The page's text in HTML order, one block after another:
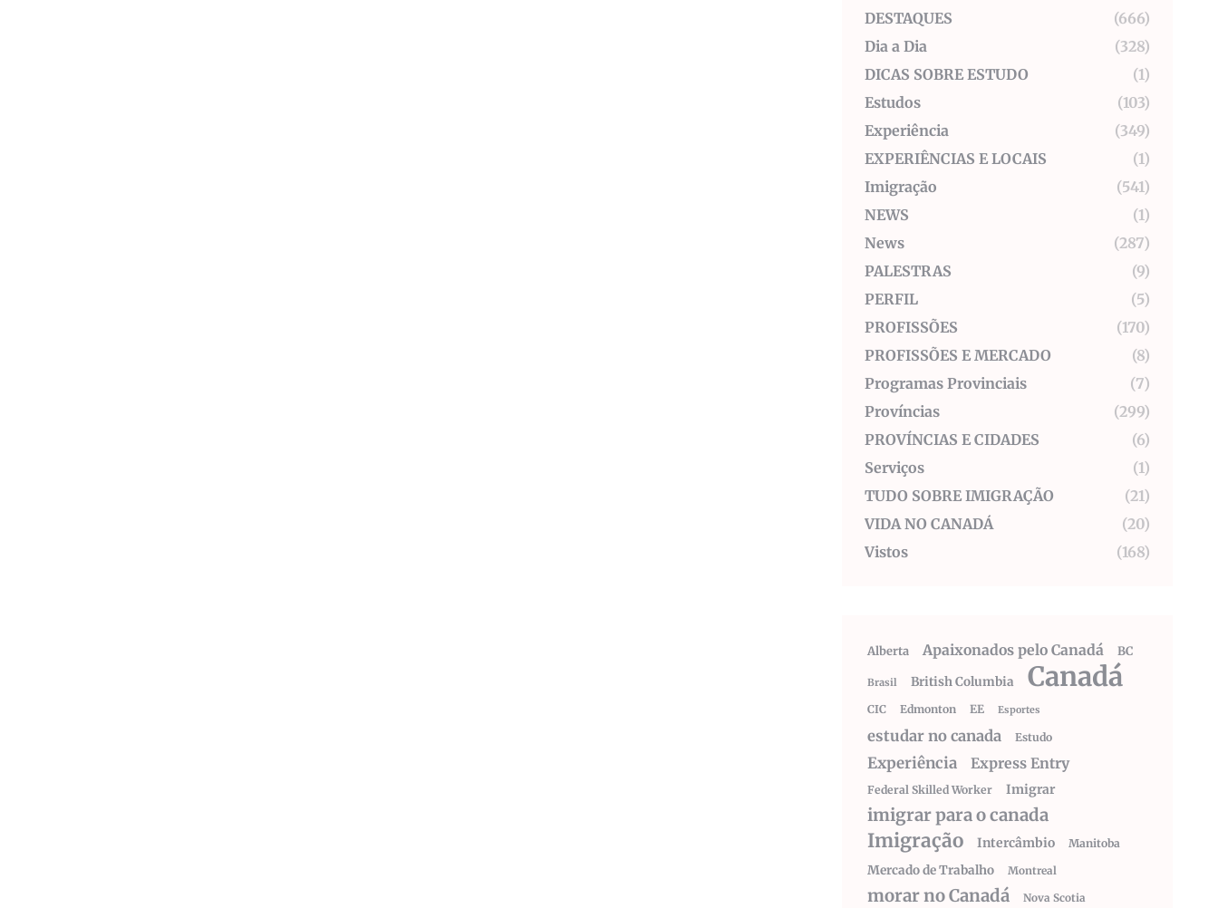
DESTAQUES
(666)
Dia a Dia
(328)
DICAS SOBRE ESTUDO
(1)
Estudos
(103)
Experiência
(349)
EXPERIÊNCIAS E LOCAIS
(1)
Imigração
(541)
NEWS
(1)
News
(287)
PALESTRAS
(9)
PERFIL
(5)
PROFISSÕES
(170)
PROFISSÕES E MERCADO
(8)
Programas Provinciais
(7)
Províncias
(299)
PROVÍNCIAS E CIDADES
(6)
Serviços
(1)
TUDO SOBRE IMIGRAÇÃO
(21)
VIDA NO CANADÁ
(20)
Vistos
(168)
Alberta Apaixonados pelo Canadá BC
Brasil British Columbia Canadá
CIC Edmonton EE Esportes
estudar no canada Estudo
Experiência Express Entry
Federal Skilled Worker Imigrar
imigrar para o canada
Imigração Intercâmbio Manitoba
Mercado de Trabalho Montreal
morar no Canadá Nova Scotia